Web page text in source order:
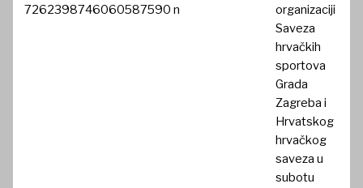
organizaciji
Saveza
hrvačkih
sportova
Grada
Zagreba i
Hrvatskog
hrvačkog
saveza u
subotu